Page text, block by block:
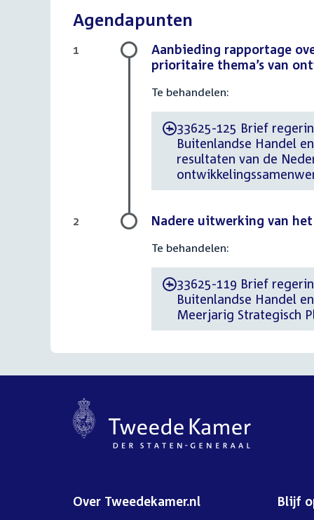
Agendapunten
Aanbieding rapportage
prioritaire thema’s van
Te behandelen:
-33625-125 Brief
Buitenlandse Handel
resultaten van de
1
Nadere uitwerking van het
Te behandelen:
-33625-119 Brief
Buitenlandse Handel
Meerjarig Strategisch
2
Over Tweedekamer.nl Blijf